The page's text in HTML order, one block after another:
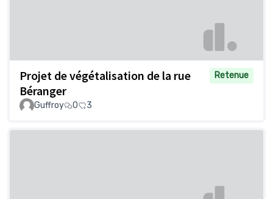
Projet de végétalisation de la rue
Béranger
Retenue
Guffroy 0 3